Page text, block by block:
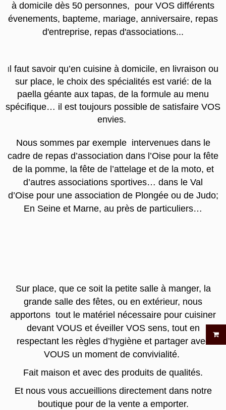
à domicile dès 50 personnes, pour VOS différents
évenements, bapteme, mariage, anniversaire, repas
d'entreprise, repas d'associations...
l faut savoir qu’en cuisine à domicile, en livraison ou
sur place, le choix des spécialités est varié: de la
paella géante aux tapas, de la formule au menu
spécifique… il est toujours possible de satisfaire VOS
envies.
Nous sommes par exemple intervenues dans le
cadre de repas d’association dans l’Oise pour la fête
de la pomme, la fête de l’attelage et de la moto, et
d’autres associations sportives… dans le Val
d’Oise pour une association de Plongée ou de Judo;
En Seine et Marne, au près de particuliers…
Sur place, que ce soit la petite salle à manger, la
grande salle des fêtes, ou en extérieur, nous
apportons tout le matériel nécessaire pour cuisiner
devant VOUS et éveiller VOS sens, tout en
respectant les règles d’hygiène et partager avec
VOUS un moment de convivialité.
Fait maison et avec des produits de qualités.
Et nous vous accueillions directement dans notre
boutique pour de la vente a emporter.